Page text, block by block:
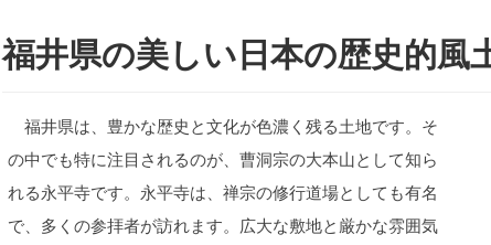
福井県の美しい日本の歴史的風
福井県は、豊かな歴史と文化が色濃く残る土地です。そ
の中でも特に注目されるのが、曹洞宗の大本山として知ら
れる永平寺です。永平寺は、禅宗の修行道場としても有名
で、多くの参拝者が訪れます。広大な敷地と厳かな雰囲気